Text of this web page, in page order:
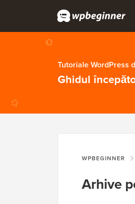
Tutoriale WordPress
Ghidul
WPBEGINNER
Arhive